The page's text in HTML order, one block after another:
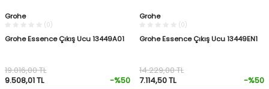
Grohe
(0)
Grohe Essence Çıkış Ucu 13449A01
9.508,01TL
19.016,00TL
-%50
Grohe
(0)
Grohe Essence Çıkış Ucu 13449EN1
7.114,50TL
14.229,00TL
-%50